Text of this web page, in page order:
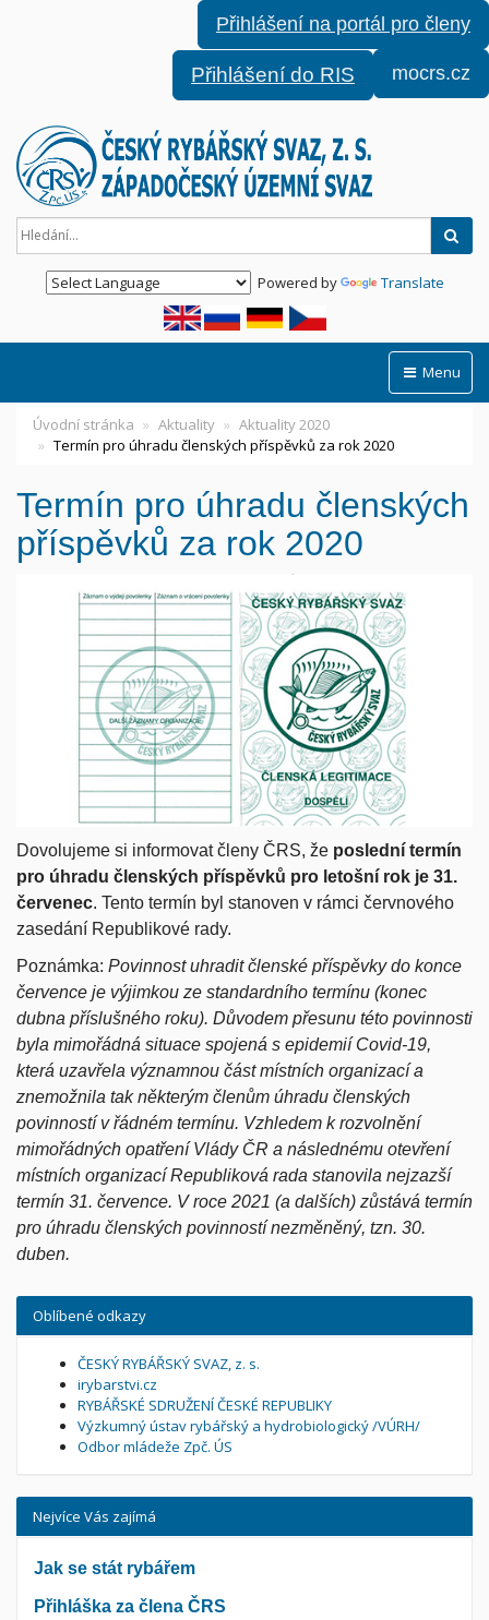
Přihlášení na portál pro členy
Přihlášení do RIS mocrs.cz
Powered by Translate
Menu
Úvodní stránka Aktuality
Aktuality 2020
Termín pro úhradu členských příspěvků za rok 2020
Termín pro úhradu členských
příspěvků za rok 2020
Dovolujeme si informovat členy ČRS, že poslední termín
pro úhradu členských příspěvků pro letošní rok je 31.
červenec. Tento termín byl stanoven v rámci červnového
zasedání Republikové rady.
Poznámka: Povinnost uhradit členské příspěvky do konce
července je výjimkou ze standardního termínu (konec
dubna příslušného roku). Důvodem přesunu této povinnosti
byla mimořádná situace spojená s epidemií Covid-19,
která uzavřela významnou část místních organizací a
znemožnila tak některým členům úhradu členských
povinností v řádném termínu. Vzhledem k rozvolnění
mimořádných opatření Vlády ČR a následnému otevření
místních organizací Republiková rada stanovila nejzazší
termín 31. července. V roce 2021 (a dalších) zůstává termín
pro úhradu členských povinností nezměněný, tzn. 30.
duben.
Oblíbené odkazy
ČESKÝ RYBÁŘSKÝ SVAZ, z. s.
irybarstvi.cz
RYBÁŘSKÉ SDRUŽENÍ ČESKÉ REPUBLIKY
Výzkumný ústav rybářský a hydrobiologický /VÚRH/
Odbor mládeže Zpč. ÚS
Nejvíce Vás zajímá
Jak se stát rybářem
Přihláška za člena ČRS